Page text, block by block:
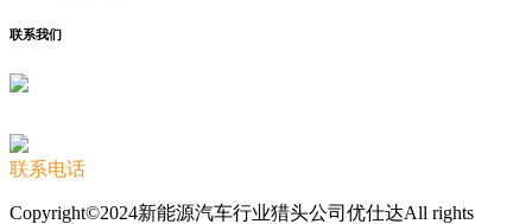
联系我们
联系电话
Copyright©2024新能源汽车行业猎头公司优仕达All rights